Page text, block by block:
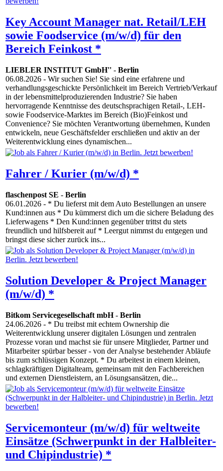
Key Account Manager nat. Retail/LEH
sowie Foodservice (m/w/d) für den
Bereich Feinkost *
LIEBLER INSTITUT GmbH'' - Berlin
06.08.2026 - Wir suchen Sie! Sie sind eine erfahrene und
verhandlungsgeschickte Persönlichkeit im Bereich Vertrieb/Verkauf
in der lebensmittelproduzierenden Industrie? Sie haben
hervorragende Kenntnisse des deutschsprachigen Retail-, LEH-
sowie Foodservice-Marktes im Bereich (Bio)Feinkost und
Convenience? Sie möchten Verantwortung übernehmen, Kunden
entwickeln, neue Geschäftsfelder erschließen und aktiv an der
Weiterentwicklung eines dynamischen...
Fahrer / Kurier (m/w/d) *
flaschenpost SE - Berlin
06.01.2026 - * Du lieferst mit dem Auto Bestellungen an unsere
Kund:innen aus * Du kümmerst dich um die sichere Beladung des
Lieferwagens * Den Kund:innen gegenüber trittst du stets
freundlich und hilfsbereit auf * Leergut nimmst du entgegen und
bringst diese sicher zurück ins...
Solution Developer & Project Manager
(m/w/d) *
Bitkom Servicegesellschaft mbH- Berlin
24.06.2026 - * Du treibst mit echtem Ownership die
Weiterentwicklung unserer digitalen Lösungen und zentralen
Prozesse voran und machst sie für unsere Mitglieder, Partner und
Mitarbeiter spürbar besser - von der Analyse bestehender Abläufe
bis zum schlüssigen Konzept. * Du arbeitest in einem kleinen,
schlagkräftigen Digitalteam, gemeinsam mit den Fachbereichen
und externen Dienstleistern, an Lösungsansätzen, die...
Servicemonteur (m/w/d) für weltweite
Einsätze (Schwerpunkt in der Halbleiter-
und Chipindustrie) *